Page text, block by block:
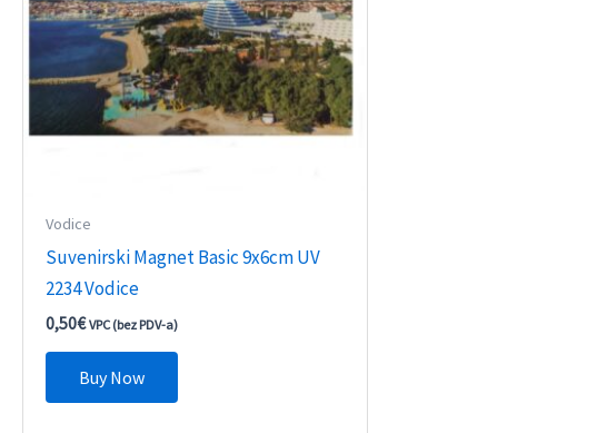
Vodice
Suvenirski Magnet Basic 9x6cm UV
2234 Vodice
0,50€ VPC (bez PDV-a)
Buy Now